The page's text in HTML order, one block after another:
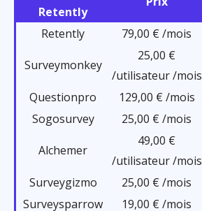
Retently
Retently 79,00 € /mois
Surveymonkey
25,00 €
/utilisateur /mois
Questionpro 129,00 € /mois
Sogosurvey
25,00 € /mois
Alchemer
49,00 €
/utilisateur /mois
Surveygizmo 25,00 € /mois
Surveysparrow
19,00 € /mois